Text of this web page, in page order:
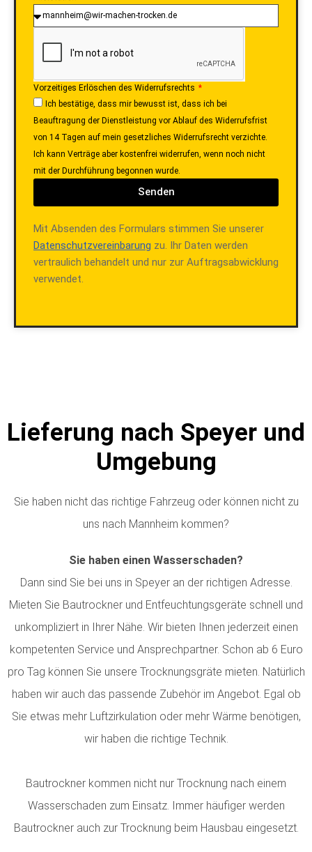
Vorzeitiges Erlöschen des Widerrufsrechts
Ich bestätige, dass mir bewusst ist, dass ich bei
Beauftragung der Dienstleistung vor Ablauf des Widerrufsfrist
von 14 Tagen auf mein gesetzliches Widerrufsrecht verzichte.
Ich kann Verträge aber kostenfrei widerrufen, wenn noch nicht
mit der Durchführung begonnen wurde.
Senden
Mit Absenden des Formulars stimmen Sie unserer
Datenschutzvereinbarung zu. Ihr Daten werden
vertraulich behandelt und nur zur Auftragsabwicklung
verwendet.
Lieferung nach Speyer und
Umgebung
Sie haben nicht das richtige Fahrzeug oder können nicht zu
uns nach Mannheim kommen?
Sie haben einen Wasserschaden?
Dann sind Sie bei uns in Speyer an der richtigen Adresse.
Mieten Sie Bautrockner und Entfeuchtungsgeräte schnell und
unkompliziert in Ihrer Nähe. Wir bieten Ihnen jederzeit einen
kompetenten Service und Ansprechpartner. Schon ab 6 Euro
pro Tag können Sie unsere Trocknungsgräte mieten. Natürlich
haben wir auch das passende Zubehör im Angebot. Egal ob
Sie etwas mehr Luftzirkulation oder mehr Wärme benötigen,
wir haben die richtige Technik.
Bautrockner kommen nicht nur Trocknung nach einem
Wasserschaden zum Einsatz. Immer häufiger werden
Bautrockner auch zur Trocknung beim Hausbau eingesetzt.